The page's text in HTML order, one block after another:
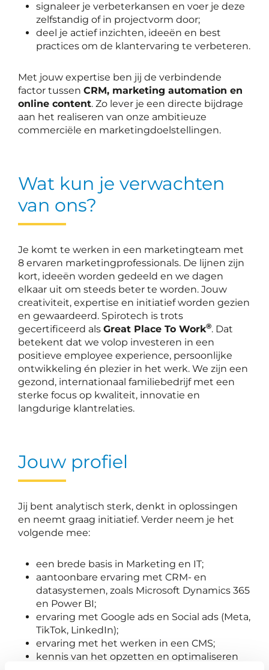
signaleer je verbeterkansen en voer je deze
zelfstandig of in projectvorm door;
deel je actief inzichten, ideeën en best
practices om de klantervaring te verbeteren.
Met jouw expertise ben jij de verbindende
factor tussen CRM, marketing automation en
online content. Zo lever je een directe bijdrage
aan het realiseren van onze ambitieuze
commerciële en marketingdoelstellingen.
Wat kun je verwachten
van ons?
Je komt te werken in een marketingteam met
8 ervaren marketingprofessionals. De lijnen zijn
kort, ideeën worden gedeeld en we dagen
elkaar uit om steeds beter te worden. Jouw
creativiteit, expertise en initiatief worden gezien
en gewaardeerd. Spirotech is trots
gecertificeerd als Great Place To Work®. Dat
betekent dat we volop investeren in een
positieve employee experience, persoonlijke
ontwikkeling én plezier in het werk. We zijn een
gezond, internationaal familiebedrijf met een
sterke focus op kwaliteit, innovatie en
langdurige klantrelaties.
Jouw profiel
Jij bent analytisch sterk, denkt in oplossingen
en neemt graag initiatief. Verder neem je het
volgende mee:
een brede basis in Marketing en IT;
aantoonbare ervaring met CRM- en
datasystemen, zoals Microsoft Dynamics 365
en Power BI;
ervaring met Google ads en Social ads (Meta,
TikTok, LinkedIn);
ervaring met het werken in een CMS;
kennis van het opzetten en optimaliseren